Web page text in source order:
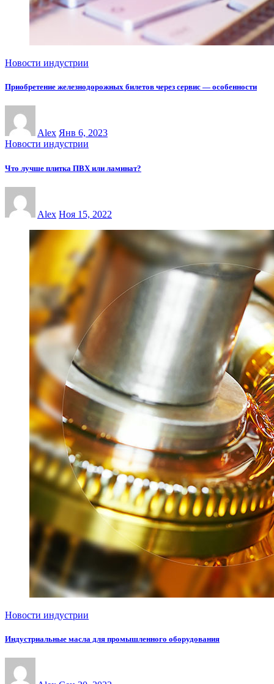
Новости индустрии
Приобретение железнодорожных билетов через сервис — особенности
Alex Янв 6, 2023
Новости индустрии
Что лучше плитка ПВХ или ламинат?
Alex Ноя 15, 2022
Новости индустрии
Индустриальные масла для промышленного оборудования